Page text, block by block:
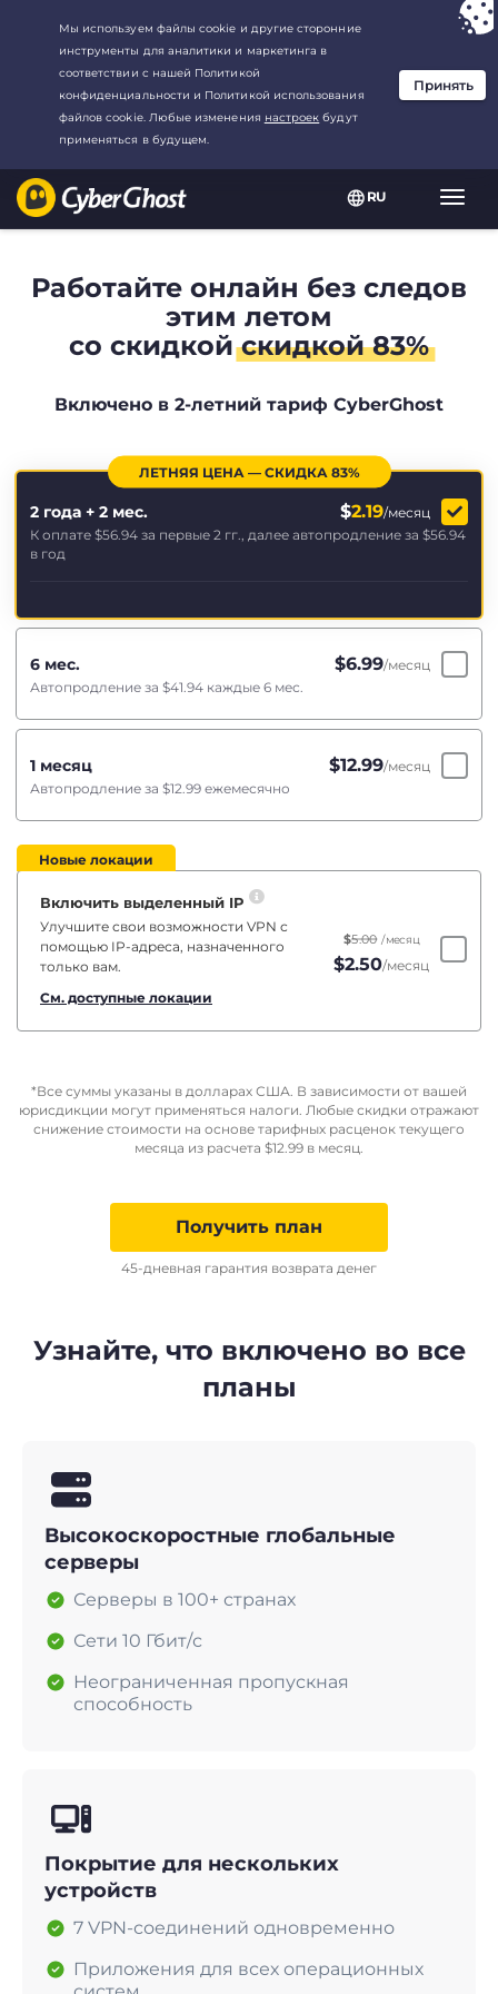
RU
Ваш выбор:Лучшая сделкадля2.1666666666667-год at$
месяц
Работайте онлайн без следов
этим летом
со скидкойскидкой 83%
Включено в 2-летний тариф CyberGhost
ЛЕТНЯЯ ЦЕНА — СКИДКА 83%
2 года + 2 мес. $2.19/месяц
К оплате $56.94 за первые 2 гг., далее автопродление за $56.94
в год
6 мес. $6.99/месяц
Автопродление за $41.94 каждые 6 мес.
1 месяц $12.99/месяц
Автопродление за $12.99 ежемесячно
Новые локации
Включить выделенный IP
Улучшите свои возможности VPN с
помощью IP-адреса, назначенного
только вам.
См. доступные локации
$5.00 /месяц
$2.50/месяц
*Все суммы указаны в долларах США. В зависимости от вашей
юрисдикции могут применяться налоги. Любые скидки отражают
снижение стоимости на основе тарифных расценок текущего
месяца из расчета $12.99 в месяц.
Получить план
45-дневная гарантия возврата денег
Узнайте, что включено во все
планы
Высокоскоростные глобальные
серверы
Серверы в 100+ странах
Сети 10 Гбит/с
Неограниченная пропускная
способность
Покрытие для нескольких
устройств
7 VPN-соединений одновременно
Приложения для всех операционных